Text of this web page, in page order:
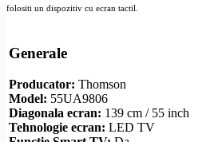
folositi un dispozitiv cu ecran tactil.
Generale
Producator: Thomson
Model: 55UA9806
Diagonala ecran: 139 cm / 55 inch
Tehnologie ecran: LED TV